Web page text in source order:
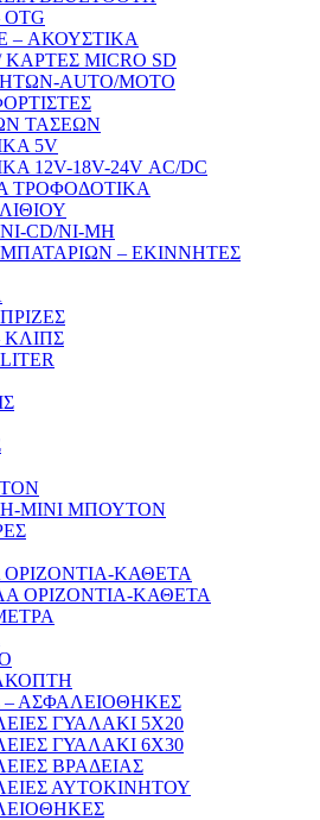
ΟΤG
– ΑΚΟΥΣΤΙΚΑ
ΚΑΡΤΕΣ MICRO SD
AUTO/MOTO
ΤΑΣΕΩΝ
5V
12V-18V-24V ΑC/DC
ΤΡΟΦΟΔΟΤΙΚΑ
CD/NI-MH
– ΕΚΙΝΝΗΤΕΣ
ΚΛΙΠΣ
MINI ΜΠΟΥΤΟΝ
ΟΡΙΖΟΝΤΙΑ-ΚΑΘΕΤΑ
ΟΡΙΖΟΝΤΙΑ-ΚΑΘΕΤΑ
– ΑΣΦΑΛΕΙΟΘΗΚΕΣ
ΓΥΑΛΑΚΙ 5Χ20
ΓΥΑΛΑΚΙ 6Χ30
ΒΡΑΔΕΙΑΣ
ΑΥΤΟΚΙΝΗΤΟΥ